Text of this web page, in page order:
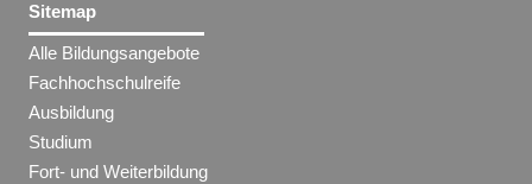
Sitemap
Alle Bildungsangebote
Fachhochschulreife
Ausbildung
Studium
Fort- und Weiterbildung